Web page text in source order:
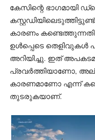
കേസിന്റെ ഭാഗമായി
കാരണം
ഉൾപ്പെടെ തെളിവുകൾ
അറിയിച്ചു. ഇത്
പ്രവർത്തിയാണോ,
കാരണമാണോ എന്ന്
തുടരുകയാണ്.